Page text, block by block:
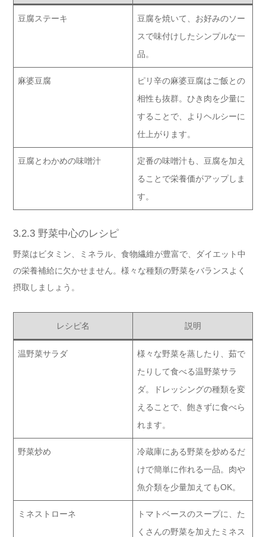
豆腐ステーキ
豆腐を焼いて、お好みのソー
スで味付けしたシンプルな一
品。
麻婆豆腐
ピリ辛の麻婆豆腐はご飯との
相性も抜群。ひき肉を少量に
することで、よりヘルシーに
仕上がります。
豆腐とわかめの味噌汁
定番の味噌汁も、豆腐を加え
ることで栄養価がアップしま
す。
3.2.3 野菜中心のレシピ
野菜はビタミン、ミネラル、食物繊維が豊富で、ダイエット中
の栄養補給に欠かせません。様々な種類の野菜をバランスよく
摂取しましょう。
レシピ名 説明
温野菜サラダ
様々な野菜を蒸したり、茹で
たりして食べる温野菜サラ
ダ。ドレッシングの種類を変
えることで、飽きずに食べら
れます。
野菜炒め
冷蔵庫にある野菜を炒めるだ
けで簡単に作れる一品。肉や
魚介類を少量加えてもOK。
ミネストローネ
トマトベースのスープに、た
くさんの野菜を加えたミネス